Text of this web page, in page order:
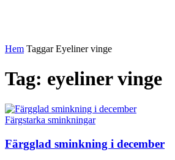
Hem Taggar Eyeliner vinge
Tag: eyeliner vinge
Färgstarka sminkningar
Färgglad sminkning i december